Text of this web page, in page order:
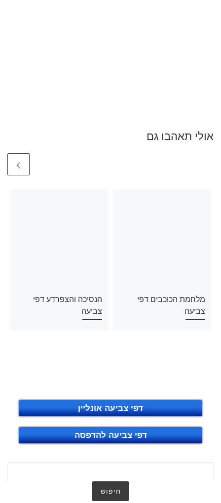
אולי תאהבו גם
מלחמת הכוכבים דפי
צביעה
הנסיכה והצפרדע דפי
צביעה
דפי צביעה אונליין
דפי צביעה להדפסה